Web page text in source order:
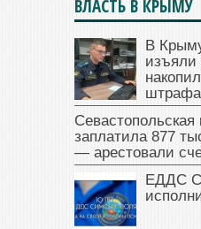
ВЛАСТЬ В КРЫМУ
В
Севастопольская
заплатила 877
— арестовали
ЕДДС